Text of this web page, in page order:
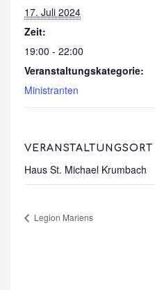
17. Juli 2024
Zeit:
19:00 - 22:00
Veranstaltungskategorie:
Ministranten
VERANSTALTUNGSORT
Haus St. Michael Krumbach
Legion Mariens